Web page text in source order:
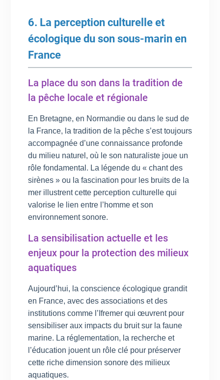
6. La perception culturelle et
écologique du son sous-marin en
France
La place du son dans la tradition de
la pêche locale et régionale
En Bretagne, en Normandie ou dans le sud de
la France, la tradition de la pêche s’est toujours
accompagnée d’une connaissance profonde
du milieu naturel, où le son naturaliste joue un
rôle fondamental. La légende du « chant des
sirènes » ou la fascination pour les bruits de la
mer illustrent cette perception culturelle qui
valorise le lien entre l’homme et son
environnement sonore.
La sensibilisation actuelle et les
enjeux pour la protection des milieux
aquatiques
Aujourd’hui, la conscience écologique grandit
en France, avec des associations et des
institutions comme l’Ifremer qui œuvrent pour
sensibiliser aux impacts du bruit sur la faune
marine. La réglementation, la recherche et
l’éducation jouent un rôle clé pour préserver
cette riche dimension sonore des milieux
aquatiques.